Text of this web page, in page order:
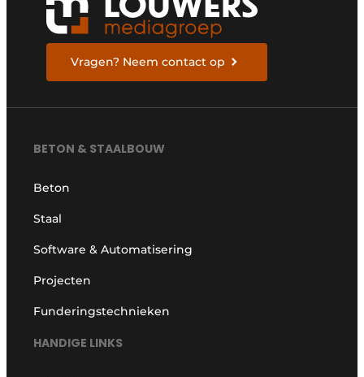
Vragen? Neem contact op
BETON & STAALBOUW
Beton
Staal
Software & Automatisering
Projecten
Funderingstechnieken
HANDIGE LINKS